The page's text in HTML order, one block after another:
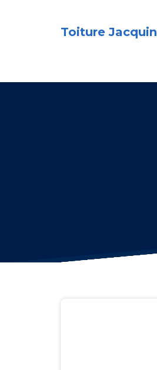
Toiture Jacquin